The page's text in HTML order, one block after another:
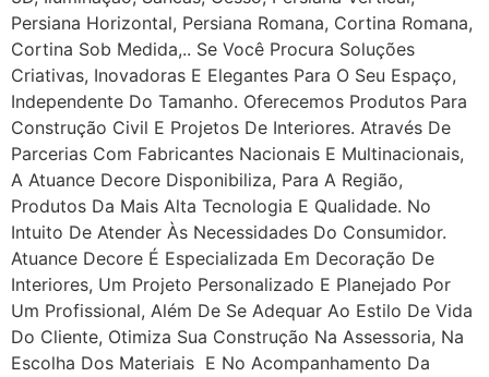
Persiana Horizontal, Persiana Romana, Cortina Romana,
Cortina Sob Medida,.. Se Você Procura Soluções
Criativas, Inovadoras E Elegantes Para O Seu Espaço,
Independente Do Tamanho. Oferecemos Produtos Para
Construção Civil E Projetos De Interiores. Através De
Parcerias Com Fabricantes Nacionais E Multinacionais,
A Atuance Decore Disponibiliza, Para A Região,
Produtos Da Mais Alta Tecnologia E Qualidade. No
Intuito De Atender Às Necessidades Do Consumidor.
Atuance Decore É Especializada Em Decoração De
Interiores, Um Projeto Personalizado E Planejado Por
Um Profissional, Além De Se Adequar Ao Estilo De Vida
Do Cliente, Otimiza Sua Construção Na Assessoria, Na
Escolha Dos Materiais E No Acompanhamento Da